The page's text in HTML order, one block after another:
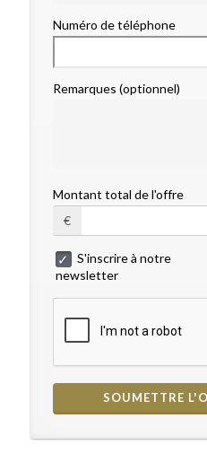
Numéro de téléphone
Remarques (optionnel)
Montant total de l'offre
€
S'inscrire à notre
newsletter